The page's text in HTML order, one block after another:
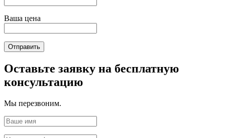
Ваша цена
Отправить
Оставьте заявку на бесплатную
консультацию
Мы перезвоним.